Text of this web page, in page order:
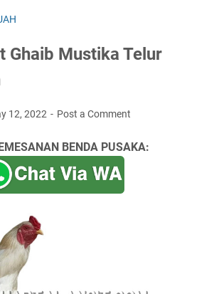
Ghaib Mustika Telur
12, 2022 Post a Comment
BENDA PUSAKA: